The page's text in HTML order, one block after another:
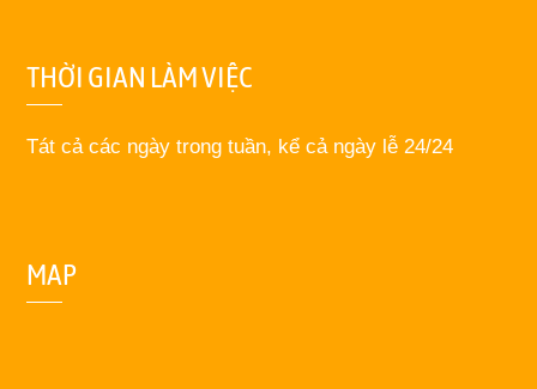
THỜI GIAN LÀM VIỆC
Tát cả các ngày trong tuần, kể cả ngày lễ 24/24
MAP